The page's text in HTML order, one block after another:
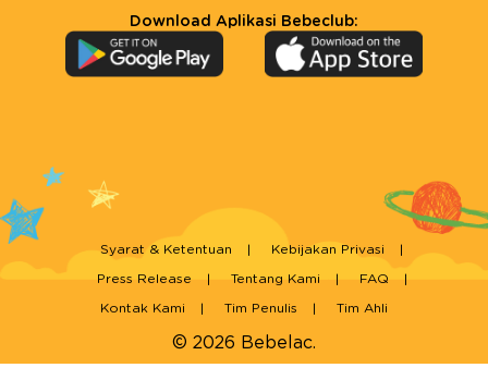
Download Aplikasi Bebeclub:
© 2026 Bebelac.
Syarat & Ketentuan Kebijakan Privasi
Press Release Tentang Kami FAQ
Kontak Kami Tim Penulis Tim Ahli